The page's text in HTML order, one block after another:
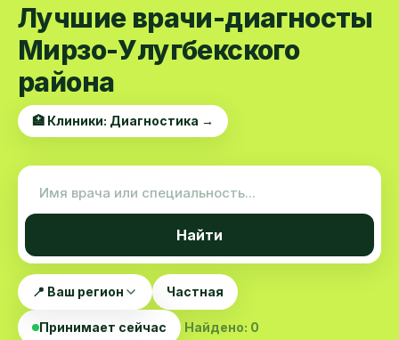
Лучшие врачи-диагносты
Мирзо-Улугбекского
района
🏥 Клиники: Диагностика →
Найти
📍 Ваш регион Частная
Принимает сейчас Найдено: 0